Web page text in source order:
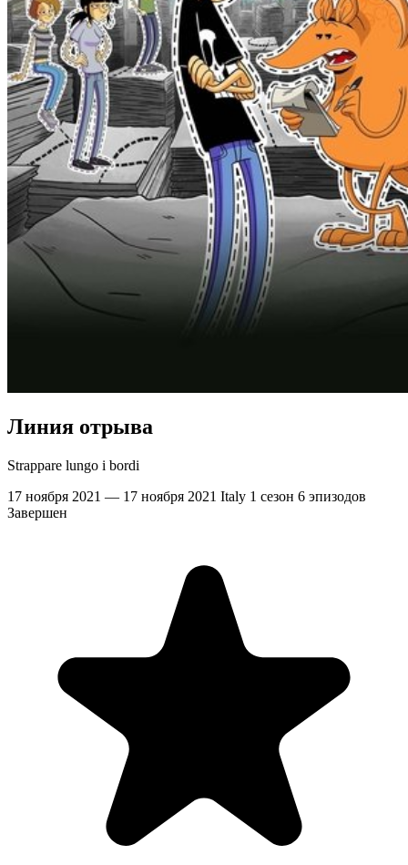
Линия отрыва
Strappare lungo i bordi
17 ноября 2021 — 17 ноября 2021 Italy 1 сезон 6 эпизодов
Завершен